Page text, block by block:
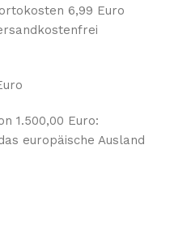
6,99 Euro
1.500,00 Euro:
europäische Ausland